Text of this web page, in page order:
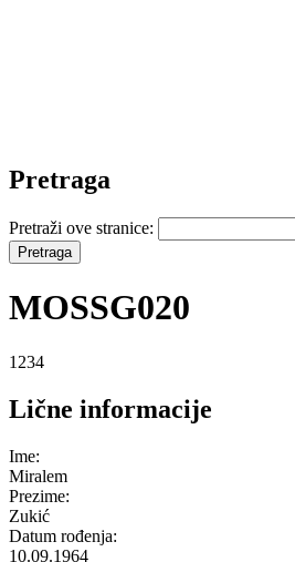
Pretraga
Pretraži ove stranice:
MOSSG020
1234
Lične informacije
Ime:
Miralem
Prezime:
Zukić
Datum rođenja:
10.09.1964